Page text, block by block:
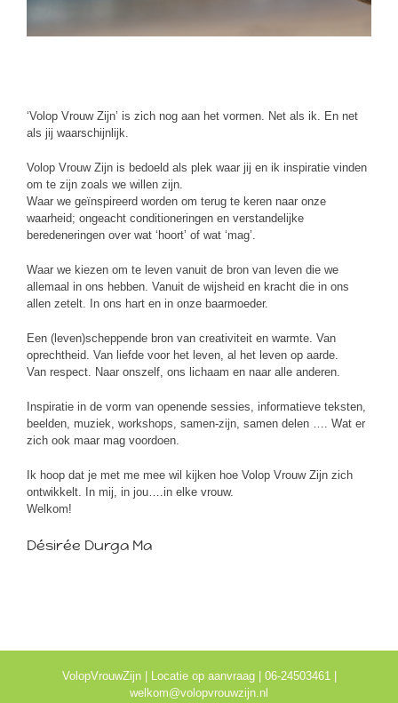
‘Volop Vrouw Zijn’ is zich nog aan het vormen. Net als ik. En net
als jij waarschijnlijk.
Volop Vrouw Zijn is bedoeld als plek waar jij en ik inspiratie vinden
om te zijn zoals we willen zijn.
Waar we geïnspireerd worden om terug te keren naar onze
waarheid; ongeacht conditioneringen en verstandelijke
beredeneringen over wat ‘hoort’ of wat ‘mag’.
Waar we kiezen om te leven vanuit de bron van leven die we
allemaal in ons hebben. Vanuit de wijsheid en kracht die in ons
allen zetelt. In ons hart en in onze baarmoeder.
Een (leven)scheppende bron van creativiteit en warmte. Van
oprechtheid. Van liefde voor het leven, al het leven op aarde.
Van respect. Naar onszelf, ons lichaam en naar alle anderen.
Inspiratie in de vorm van openende sessies, informatieve teksten,
beelden, muziek, workshops, samen-zijn, samen delen …. Wat er
zich ook maar mag voordoen.
Ik hoop dat je met me mee wil kijken hoe Volop Vrouw Zijn zich
ontwikkelt. In mij, in jou….in elke vrouw.
Welkom!
Désirée Durga Ma
VolopVrouwZijn | Locatie op aanvraag | 06-24503461 |
welkom@volopvrouwzijn.nl